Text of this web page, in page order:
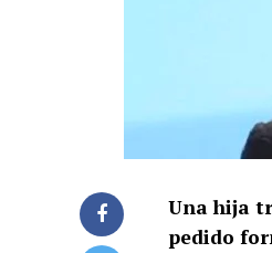
Una hija
pedido